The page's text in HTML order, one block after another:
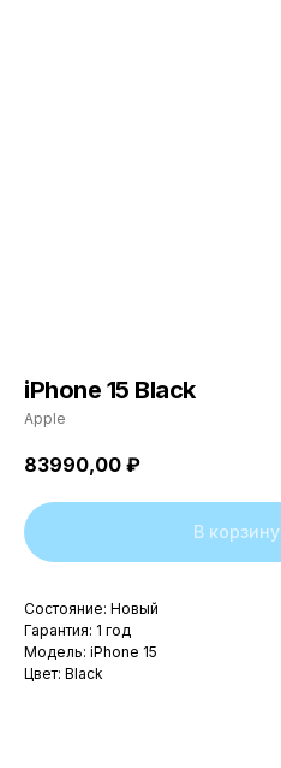
iPhone 15 Black
Apple
83990,00 ₽
В корзину
Состояние: Новый
Гарантия: 1 год
Модель: iPhone 15
Цвет: Black